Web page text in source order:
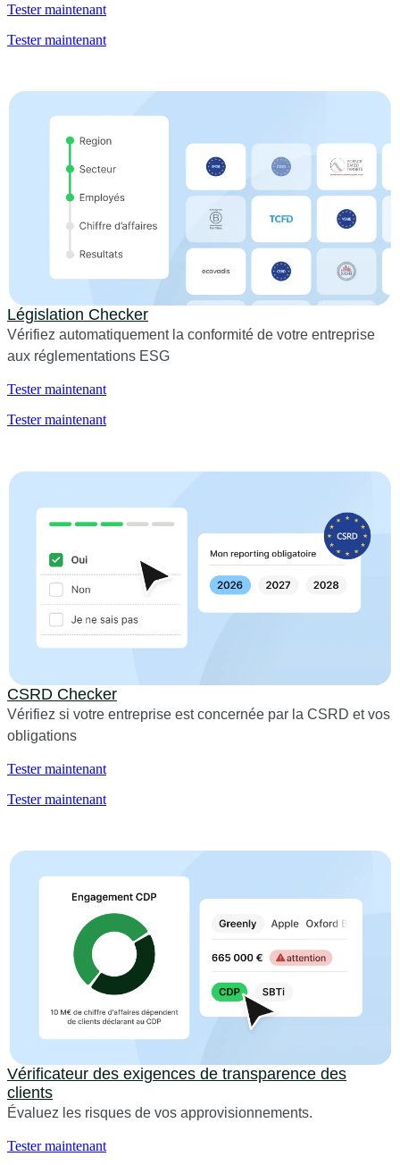
Tester maintenant
Tester maintenant
Législation Checker
Vérifiez automatiquement la conformité de votre entreprise
aux réglementations ESG
Tester maintenant
Tester maintenant
CSRD Checker
Vérifiez si votre entreprise est concernée par la CSRD et vos
obligations
Tester maintenant
Tester maintenant
Vérificateur des exigences de transparence des
clients
Évaluez les risques de vos approvisionnements.
Tester maintenant